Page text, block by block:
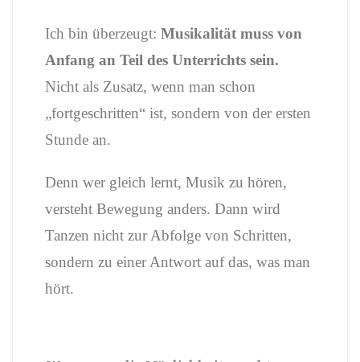
Ich bin überzeugt: Musikalität muss von
Anfang an Teil des Unterrichts sein.
Nicht als Zusatz, wenn man schon
„fortgeschritten“ ist, sondern von der ersten
Stunde an.
Denn wer gleich lernt, Musik zu hören,
versteht Bewegung anders. Dann wird
Tanzen nicht zur Abfolge von Schritten,
sondern zu einer Antwort auf das, was man
hört.